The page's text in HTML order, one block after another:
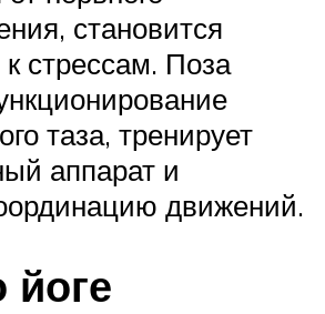
становится
стрессам. Поза
таза, тренирует
аппарат и
движений.